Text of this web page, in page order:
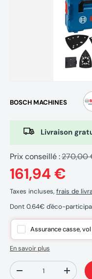
BOSCH MACHINES
Livraison
Prix conseillé :270,00
161,94 €
Taxes incluses, frais de
Dont 0.64€ d'éco-
Assurance casse,
En savoir plus
Qté
-
+